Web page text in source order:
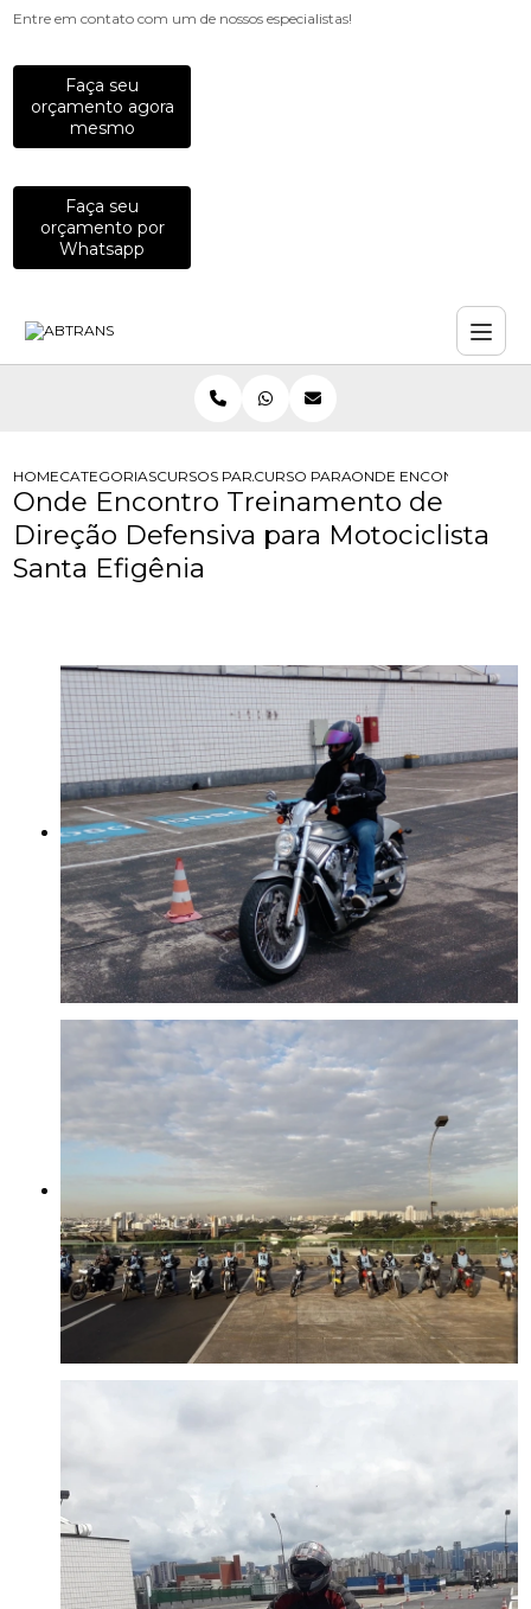
Entre em contato com um de nossos especialistas!
Faça seu
orçamento agora
mesmo
Faça seu
orçamento por
Whatsapp
HOMECATEGORIASCURSOS PARA MOTOCICLISTAS
CURSO PARA MOTOCICLISTA
ONDE ENCONTRO
Onde Encontro Treinamento de
Direção Defensiva para Motociclista
Santa Efigênia